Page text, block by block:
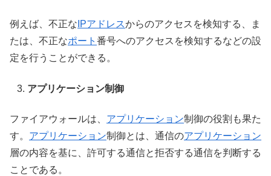
例えば、不正な IPアドレスからのアクセスを検知する、ま
たは、不正なポート 番号へのアクセスを検知するなどの設
定を行うことができる。
アプリケーション制御
ファイアウォールは、 アプリケーション制御の役割も果た
す。 アプリケーション制御とは、通信のアプリケーション
層の内容を基に、許可する通信と拒否する通信を判断する
ことである。